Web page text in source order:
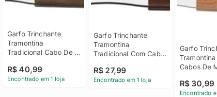
Garfo Trinchante
Tramontina
Tradicional Cabo De
R$ 40,99
Encontrado em 1 loja
Garfo Trinchante
Tramontina
Tradicional Com Cabo
R$ 27,99
Encontrado em 1 loja
Garfo
Cabos De
R$ 30,99
Encontrado